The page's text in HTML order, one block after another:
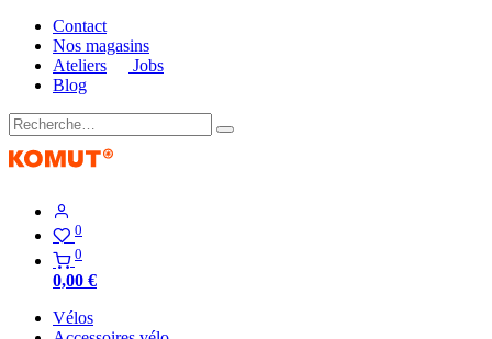
Contact
Nos magasins
Ateliers
Jobs
Blog
0
0
0,00 €
Vélos